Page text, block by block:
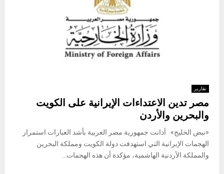
تقارير
مصر تدين الاعتداءات الإيرانية على الكويت
والبحرين والأردن
«نبض الخليج» أدانت جمهورية مصر العربية بأشد العبارات استمرار
الهجمات الإيرانية التي استهدفت دولة الكويت ومملكة البحرين
والمملكة الأردنية الهاشمية، مؤكدة أن هذه الهجمات...